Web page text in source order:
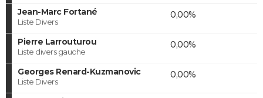
Jean-Marc Fortané
Liste Divers
0,00%
Pierre Larrouturou
Liste divers gauche
0,00%
Georges Renard-Kuzmanovic
Liste Divers
0,00%